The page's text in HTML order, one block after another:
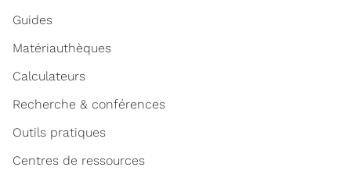
Guides
Matériauthèques
Calculateurs
Recherche & conférences
Outils pratiques
Centres de ressources